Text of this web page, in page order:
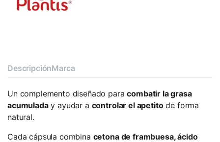
DescripciónMarca
Un complemento diseñado paracombatir la grasa
acumuladay ayudar a controlar el apetitode forma
natural.
Cada cápsula combina cetona de frambuesa, ácido